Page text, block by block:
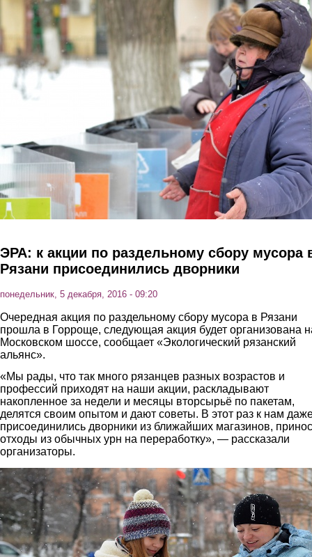
Перейти к основному содержанию
ЭРА: к акции по раздельному сбору мусора
Рязани присоединились дворники
понедельник, 5 декабря, 2016 - 09:20
Очередная акция по раздельному сбору мусора в Рязани
прошла в Горроще, следующая акция будет организована
Московском шоссе, сообщает «Экологический рязанский
альянс».
«Мы рады, что так много рязанцев разных возрастов и
профессий приходят на наши акции, раскладывают
накопленное за недели и месяцы вторсырьё по пакетам,
делятся своим опытом и дают советы. В этот раз к нам
присоединились дворники из ближайших магазинов,
отходы из обычных урн на переработку», — рассказали
организаторы.
1.jpg